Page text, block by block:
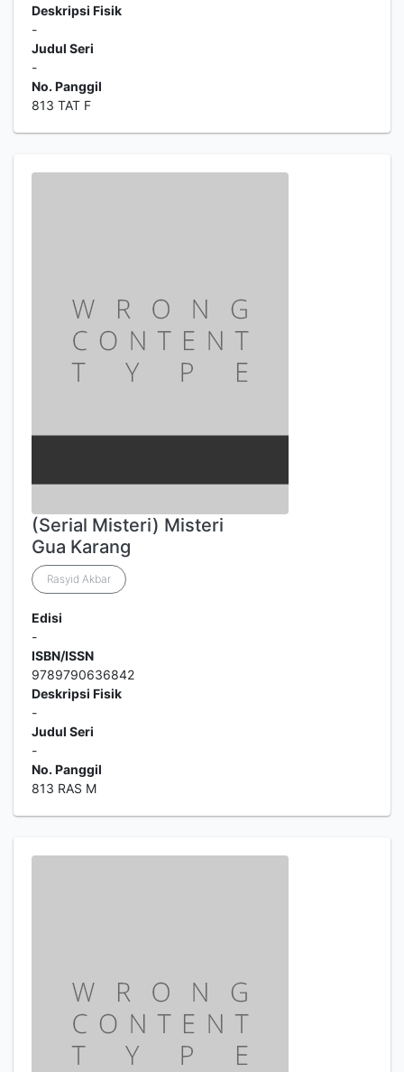
Deskripsi Fisik
-
Judul Seri
-
No. Panggil
813 TAT F
(Serial Misteri) Misteri
Gua Karang
Rasyid Akbar
Edisi
-
ISBN/ISSN
9789790636842
Deskripsi Fisik
-
Judul Seri
-
No. Panggil
813 RAS M